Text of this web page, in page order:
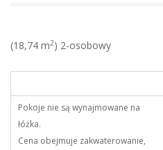
(18,74 m2) 2-osobowy
Pokoje nie są wynajmowane na
łóżka.
Cena obejmuje zakwaterowanie,